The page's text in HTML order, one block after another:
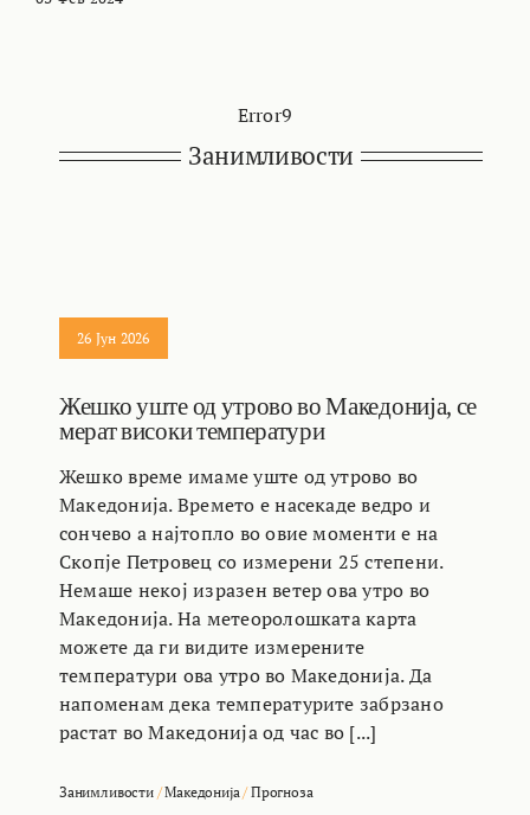
Error9
Занимливости
26 Јун 2026
Жешко уште од утрово во Македонија, се
мерат високи температури
Жешко време имаме уште од утрово во
Македонија. Времето е насекаде ведро и
сончево а најтопло во овие моменти е на
Скопје Петровец со измерени 25 степени.
Немаше некој изразен ветер ова утро во
Македонија. На метеоролошката карта
можете да ги видите измерените
температури ова утро во Македонија. Да
напоменам дека температурите забрзано
растат во Македонија од час во [...]
Занимливости/Македонија /Прогноза